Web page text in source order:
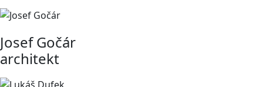
Josef Gočár
architekt